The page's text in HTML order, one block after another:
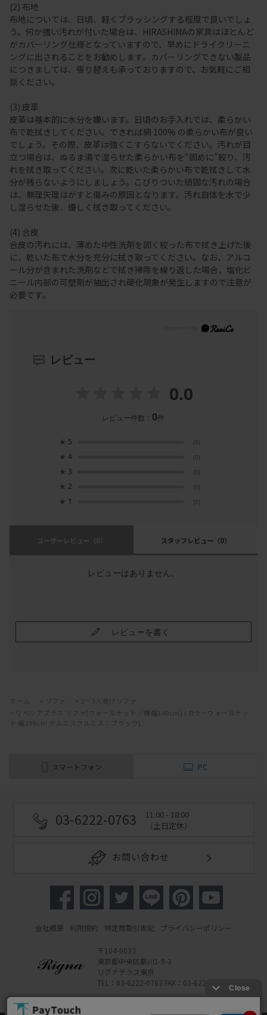
(2) 布地
布地については、日頃、軽くブラッシングする程度で良いでしょ
う。何か強い汚れが付いた場合は、HIRASHIMAの家具はほとんど
がカバーリング仕様となっていますので、早めにドライクリーニ
ングに出されることをお勧めします。カバーリングできない製品
につきましては、張り替えも承っておりますので、お気軽にご相
談ください。
(3) 皮革
皮革は基本的に水分を嫌います。日頃のお手入れでは、柔らかい
布で乾拭きしてください。できれば綿 100% の柔らかい布が良い
でしょう。その際、皮革は強くこすらないでください。汚れが目
立つ場合は、ぬるま湯で湿らせた柔らかい布を“固めに”絞り、汚
れを拭き取ってください。次に乾いた柔らかい布で乾拭きして水
分が残らないようにしましょう。こびりついた頑固な汚れの場合
は、無理矢理はがすと傷みの原因となります。汚れ自体を水で少
し湿らせた後、優しく拭き取ってください。
(4) 合皮
合皮の汚れには、薄めた中性洗剤を固く絞った布で拭き上げた後
に、乾いた布で水分を充分に拭き取ってください。なお、アルコ
ール分が含まれた洗剤などで拭き掃除を繰り返した場合、塩化ビ
ニール内部の可塑剤が抽出され硬化現象が発生しますので注意が
必要です。
レビュー
0.0
レビュー件数： 0件
★ 5 (0)
★ 4 (0)
★ 3 (0)
★ 2 (0)
★ 1 (0)
ユーザーレビュー （0） スタッフレビュー （0）
レビューはありません。
レビューを書く
ホーム ソファ
2・3人掛けソファ
リベリアプラス ソファ(ウォールナット／横幅140cm) (カラーウォールナッ
ト 幅196cm クルニスクルニス：ブラック)
スマートフォン PC
03-6222-0763
11:00 - 18:00
（土日定休）
お問い合わせ
会社概要 利用規約 特定商取引表記 プライバシーポリシー
〒104-0033
東京都中央区新川1-9-3
リグナテラス東京
TEL：03-6222-0763 FAX：03-6222-0762
Powered by Watahan Partners Co., Ltd.